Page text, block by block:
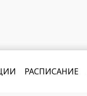
РАСПИСАНИЕ